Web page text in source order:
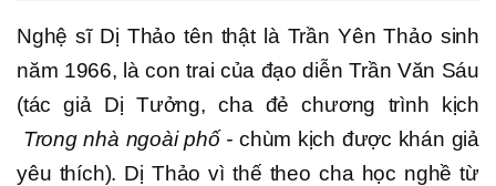
Nghệ sĩ Dị Thảo tên thật là Trần Yên Thảo sinh
năm 1966, là con trai của đạo diễn Trần Văn Sáu
(tác giả Dị Tưởng, cha đẻ chương trình kịch
Trong nhà ngoài phố - chùm kịch được khán giả
yêu thích). Dị Thảo vì thế theo cha học nghề từ